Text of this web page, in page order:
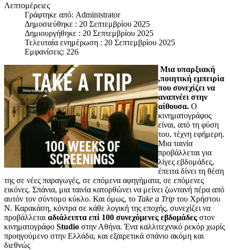
Λεπτομέρειες
Γράφτηκε από: Administrator
Δημοσιεύθηκε : 20 Σεπτεμβρίου 2025
Δημιουργήθηκε : 20 Σεπτεμβρίου 2025
Τελευταία ενημέρωση : 20 Σεπτεμβρίου 2025
Εμφανίσεις: 226
Μια υπαρξιακή
,ποιητική εμπειρία
που συνεχίζει να
αναπνέει στην
αίθουσα. Ο
κινηματογράφος
είναι, από τη φύση
του, τέχνη εφήμερη.
Μια ταινία
προβάλλεται για
λίγες εβδομάδες,
έπειτα δίνει τη θέση
της σε νέες παραγωγές, σε επόμενα αφηγήματα, σε επόμενες
εικόνες. Σπάνια, μια ταινία κατορθώνει να μείνει ζωντανή πέρα από
αυτόν τον σύντομο κύκλο. Και όμως, το Take a Trip του Χρήστου
Ν. Καρακάση, κόντρα σε κάθε λογική της εποχής, συνεχίζει να
προβάλλεται αδιάλειπτα επί 100 συνεχόμενες εβδομάδες στον
κινηματογράφο Studio στην Αθήνα. Ένα καλλιτεχνικό ρεκόρ χωρίς
προηγούμενο στην Ελλάδα, και εξαιρετικά σπάνιο ακόμη και
διεθνώς